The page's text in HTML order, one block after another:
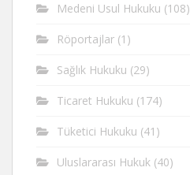
Medeni Usul Hukuku (108)
Röportajlar (1)
Sağlık Hukuku (29)
Ticaret Hukuku (174)
Tüketici Hukuku (41)
Uluslararası Hukuk (40)